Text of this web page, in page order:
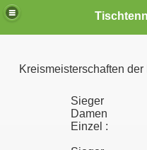
Kreismeisterschaften der
Sieger
Damen
Einzel :